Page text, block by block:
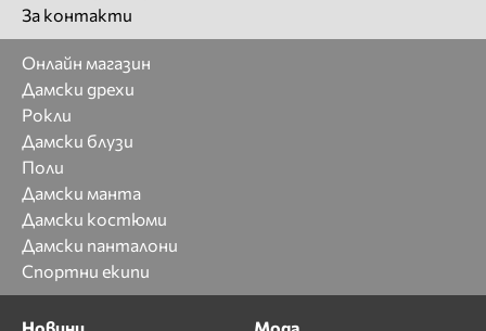
За контакти
Онлайн магазин
Дамски дрехи
Рокли
Дамски блузи
Поли
Дамски манта
Дамски костюми
Дамски панталони
Спортни екипи